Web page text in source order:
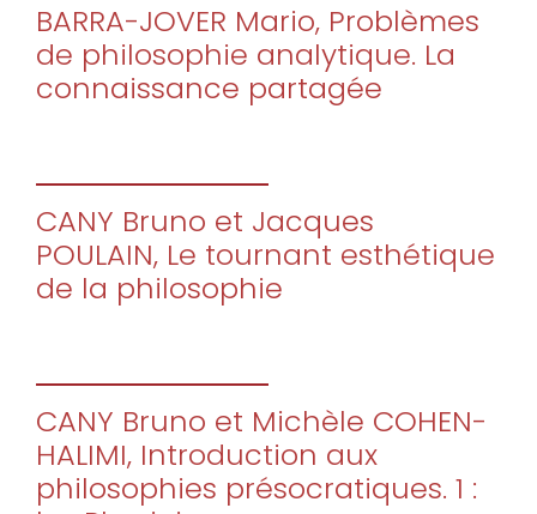
BARRA-JOVER Mario, Problèmes
de philosophie analytique. La
connaissance partagée
CANY Bruno et Jacques
POULAIN, Le tournant esthétique
de la philosophie
CANY Bruno et Michèle COHEN-
HALIMI, Introduction aux
philosophies présocratiques. 1 :